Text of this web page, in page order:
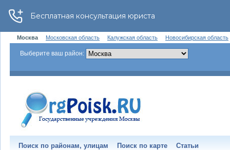
Москва Московская область Калужская область Новосибирская область
Выберите ваш район:
Поиск по районам, улицам Поиск по карте Статьи